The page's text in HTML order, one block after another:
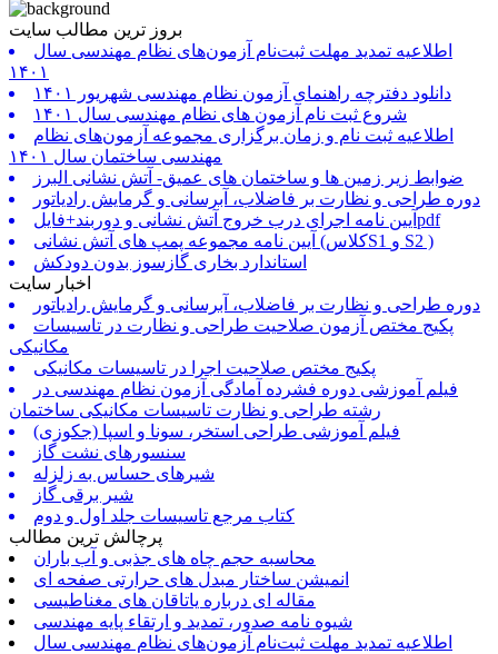
بروز ترین مطالب سایت
اطلاعیه تمدید مهلت ثبت‌نام آزمون‌های نظام مهندسی سال
۱۴۰۱
دانلود دفترچه راهنمای آزمون نظام مهندسی شهریور ۱۴۰۱
شروع ثبت نام آزمون های نظام مهندسی سال ۱۴۰۱
اطلاعیه ثبت نام و زمان برگزاری مجموعه آزمون‌های نظام
مهندسی ساختمان سال ۱۴۰۱
ضوابط زیر زمین ها و ساختمان های عمیق- آتش نشانی البرز
دوره طراحی و نظارت بر فاضلاب، آبرسانی و گرمایش رادیاتور
آیین نامه اجرای درب خروج آتش نشانی و دوربند+فایلpdf
آیین نامه مجموعه پمپ های آتش نشانی (کلاسS1 و S2 )
استاندارد بخاری گازسوز بدون دودکش
اخبار سایت
دوره طراحی و نظارت بر فاضلاب، آبرسانی و گرمایش رادیاتور
پکیج مختص آزمون صلاحیت طراحی و نظارت در تاسیسات
مکانیکی
پکیج مختص صلاحیت اجرا در تاسیسات مکانیکی
فیلم آموزشی دوره فشرده آمادگی آزمون نظام مهندسی در
رشته طراحی و نظارت تاسیسات مکانیکی ساختمان
فیلم آموزشی طراحی استخر، سونا و اسپا (جکوزی)
سنسورهای نشت گاز
شیرهای حساس به زلزله
شیر برقی گاز
کتاب مرجع تاسیسات جلد اول و دوم
پرچالش ترین مطالب
محاسبه حجم چاه های جذبی و آب باران
انمیشن ساختار مبدل های حرارتی صفحه ای
مقاله ای درباره یاتاقان های مغناطیسی
شیوه نامه صدور، تمدید و ارتقاء پایه مهندسی
اطلاعیه تمدید مهلت ثبت‌نام آزمون‌های نظام مهندسی سال